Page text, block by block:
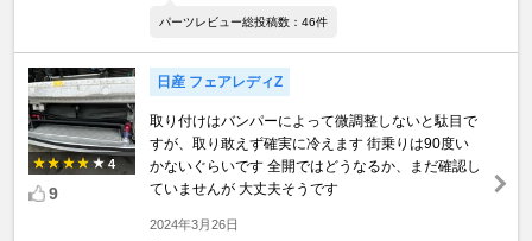
パーツレビュー総投稿数：46件
4
9
日産 フェアレディZ
取り付けはバンパーによって微調整しないと駄目で
すが、取り敢えず確実に冷えます 街乗りは90度い
かないぐらいです 全開ではどうなるか、まだ確認し
ていませんが 大丈夫そうです
2024年3月26日